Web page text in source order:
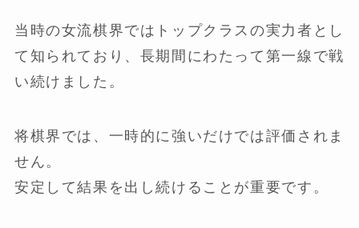
当時の女流棋界ではトップクラスの実力者とし
て知られており、長期間にわたって第一線で戦
い続けました。
将棋界では、一時的に強いだけでは評価されま
せん。
安定して結果を出し続けることが重要です。